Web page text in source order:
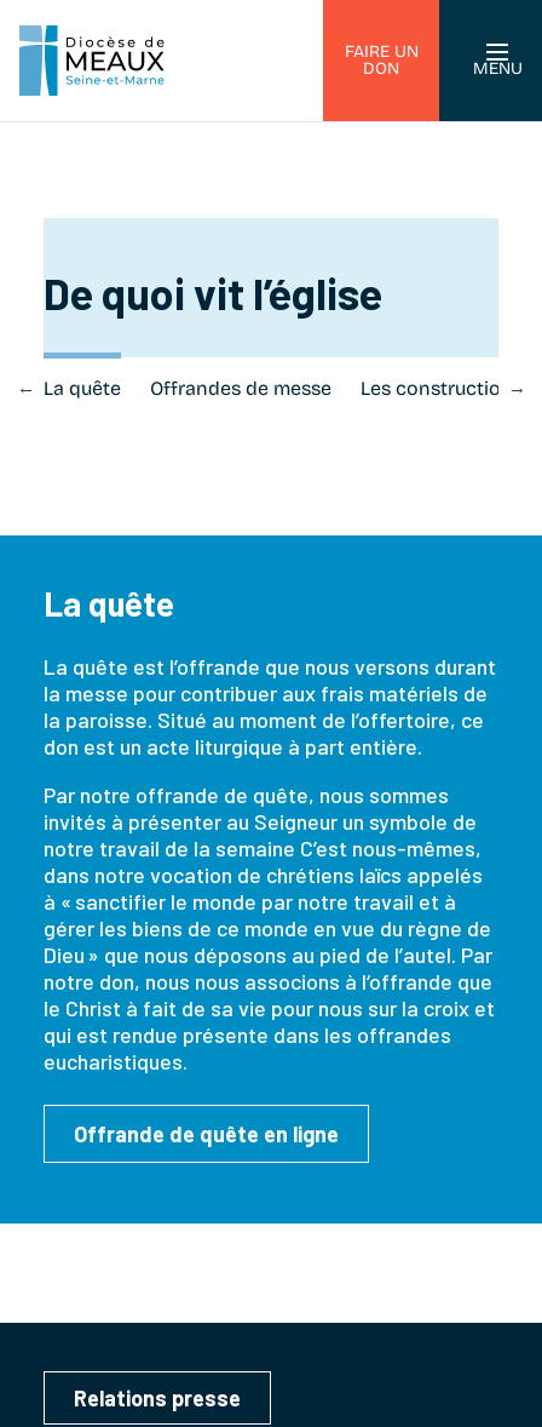
FAIRE UN
DON
MENU
De quoi vit l’église
La quête Offrandes de messe Les constructions
La quête
La quête est l’offrande que nous versons durant
la messe pour contribuer aux frais matériels de
la paroisse. Situé au moment de l’offertoire, ce
don est un acte liturgique à part entière.
Par notre offrande de quête, nous sommes
invités à présenter au Seigneur un symbole de
notre travail de la semaine C’est nous-mêmes,
dans notre vocation de chrétiens laïcs appelés
à « sanctifier le monde par notre travail et à
gérer les biens de ce monde en vue du règne de
Dieu » que nous déposons au pied de l’autel. Par
notre don, nous nous associons à l‘offrande que
le Christ à fait de sa vie pour nous sur la croix et
qui est rendue présente dans les offrandes
eucharistiques.
Offrande de quête en ligne
Relations presse